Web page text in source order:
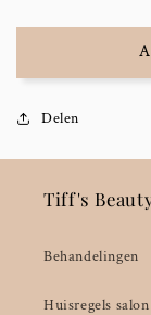
Delen
Tiff's
Behandelingen
Huisregels